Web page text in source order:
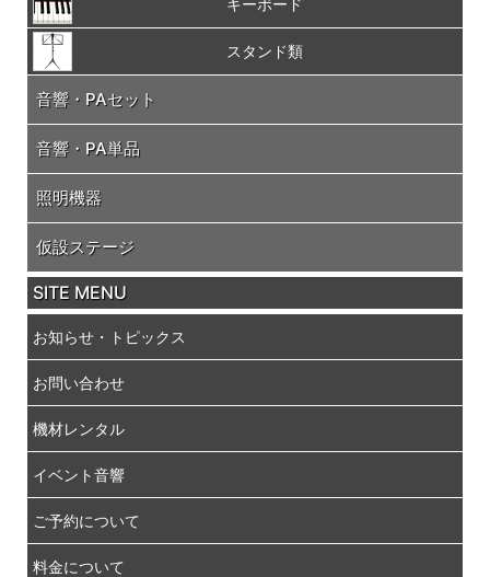
キーボード
スタンド類
音響・PAセット
音響・PA単品
照明機器
仮設ステージ
SITE MENU
お知らせ・トピックス
お問い合わせ
機材レンタル
イベント音響
ご予約について
料金について